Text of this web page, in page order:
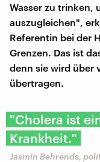
Wasser zu trinken,
auszugleichen",
Referentin bei der
Grenzen. Das ist
denn sie wird über
übertragen.
"Cholera ist
Krankheit."
Jasmin Behrends,